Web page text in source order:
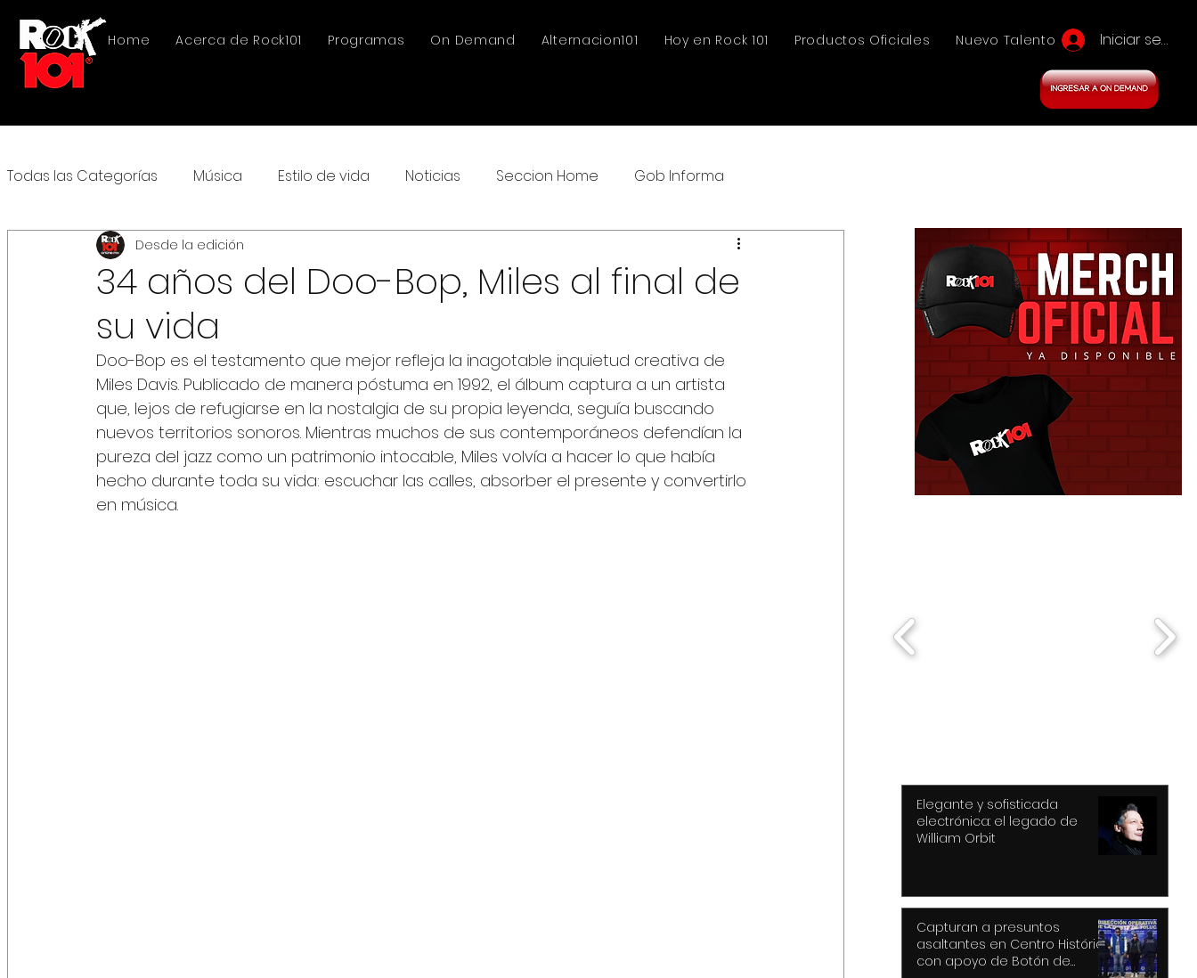
Home Acerca de Rock101 Programas On Demand Alternacion101 Hoy en Rock 101 Productos Oficiales Nuevo Talento Iniciar sesión
Todas las Categorías Música Estilo de vida Noticias Seccion Home Gob Informa
34 años del Doo-Bop, Miles al final de
su vida
Desde la edición
Doo-Bop es el testamento que mejor refleja la inagotable inquietud creativa de
Miles Davis. Publicado de manera póstuma en 1992, el álbum captura a un artista
que, lejos de refugiarse en la nostalgia de su propia leyenda, seguía buscando
nuevos territorios sonoros. Mientras muchos de sus contemporáneos defendían la
pureza del jazz como un patrimonio intocable, Miles volvía a hacer lo que había
hecho durante toda su vida: escuchar las calles, absorber el presente y convertirlo
en música.
Elegante y sofisticada
electrónica: el legado de
William Orbit
Capturan a presuntos
asaltantes en Centro Histórico
con apoyo de Botón de